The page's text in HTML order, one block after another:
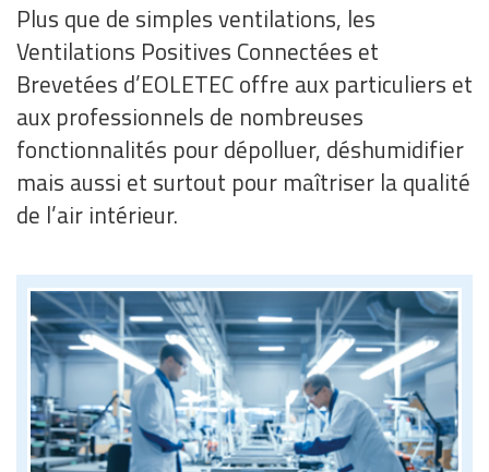
Plus que de simples ventilations, les
Ventilations Positives Connectées et
Brevetées d’EOLETEC offre aux particuliers et
aux professionnels de nombreuses
fonctionnalités pour dépolluer, déshumidifier
mais aussi et surtout pour maîtriser la qualité
de l’air intérieur.